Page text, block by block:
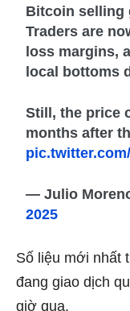
Bitcoin selling
Traders are
loss margins,
local bottoms
Still, the price
months after
— Julio
2025
Số liệu mới nhất
đang giao dịch
giờ qua.